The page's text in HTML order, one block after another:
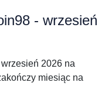
- wrzesień
2026 na
miesiąc na